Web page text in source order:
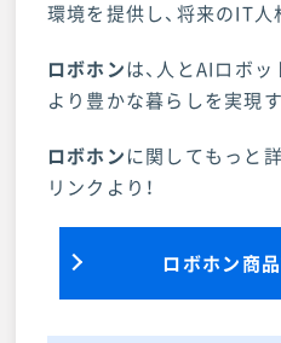
環境を提供し、将来のIT人
ロボホンは、人とAIロボ
より豊かな暮らしを実現
ロボホンに関してもっと
リンクより！
ロボホン商